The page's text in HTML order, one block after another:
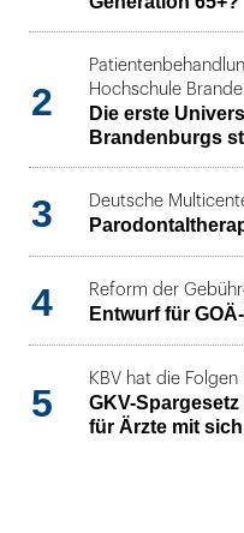
2
Hochschule
Die erste
Brandenburgs
3 Deutsche
4 Reform der
Entwurf für
5
KBV hat die
GKV-
für Ärzte mit sich